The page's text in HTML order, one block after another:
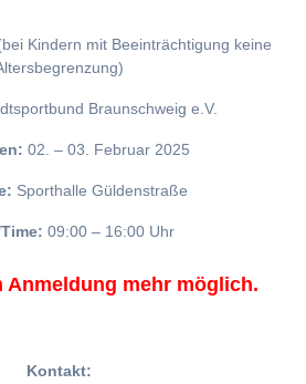
Kindern mit Beeinträchtigung keine
Braunschweig e.V.
02. – 03. Februar 2025
Sporthalle Güldenstraße
09:00 – 16:00 Uhr
Anmeldung mehr möglich.
Kontakt: